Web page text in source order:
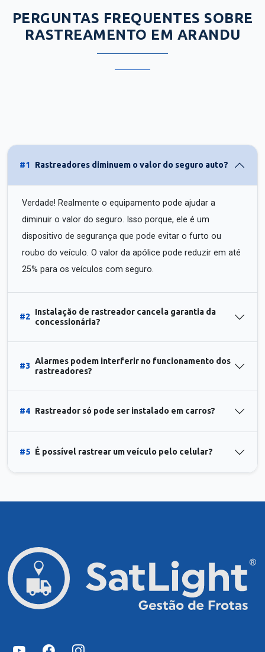
PERGUNTAS FREQUENTES SOBRE
RASTREAMENTO EM ARANDU
#1 Rastreadores diminuem o valor do seguro auto?
Verdade! Realmente o equipamento pode ajudar a
diminuir o valor do seguro. Isso porque, ele é um
dispositivo de segurança que pode evitar o furto ou
roubo do veículo. O valor da apólice pode reduzir em até
25% para os veículos com seguro.
#2
Instalação de rastreador cancela garantia da
concessionária?
#3
Alarmes podem interferir no funcionamento dos
rastreadores?
#4 Rastreador só pode ser instalado em carros?
#5 É possível rastrear um veículo pelo celular?